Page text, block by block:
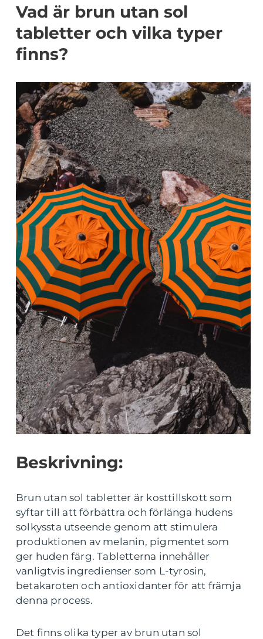
Vad är brun utan sol
tabletter och vilka typer
finns?
Beskrivning:
Brun utan sol tabletter är kosttillskott som
syftar till att förbättra och förlänga hudens
solkyssta utseende genom att stimulera
produktionen av melanin, pigmentet som
ger huden färg. Tabletterna innehåller
vanligtvis ingredienser som L-tyrosin,
betakaroten och antioxidanter för att främja
denna process.
Det finns olika typer av brun utan sol